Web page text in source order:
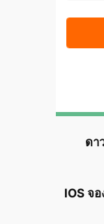
ดา
IOS จ